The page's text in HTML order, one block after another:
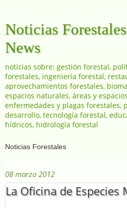
Noticias
News
noticias sobre: gestión forestal,
forestales, ingeniería forestal,
aprovechamientos forestales,
espacios naturales, áreas y
enfermedades y plagas forestales,
desarrollo, tecnología forestal,
hídricos, hidrología forestal
08 marzo 2012
La Oficina de Especies